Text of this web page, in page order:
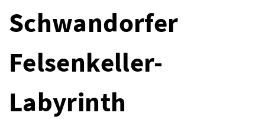
Schwandorfer
Felsenkeller-
Labyrinth